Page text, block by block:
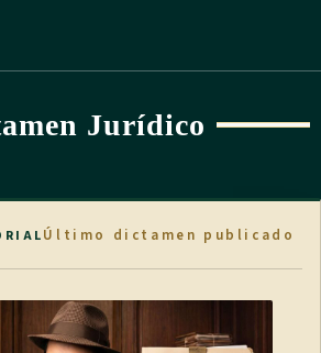
Jurídico
Último dictamen publicado